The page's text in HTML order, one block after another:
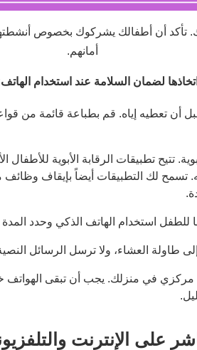
تأكد أن أطفالك يشركوك بخصوص
أمانهم.
لضمان السلامة عند استخدام
أن تعطيه إياه. قم بطباعة قائمة من
تتيح تطبيقات الرقابة الأبوية
تسمح لك التطبيقات أيضاً بإيقاف
للطفل استخدام الهاتف الذكي وحدد
طاولة العشاء، ولا ترسل الرسائل
في منزلك. يجب أن تبقى الهواتف